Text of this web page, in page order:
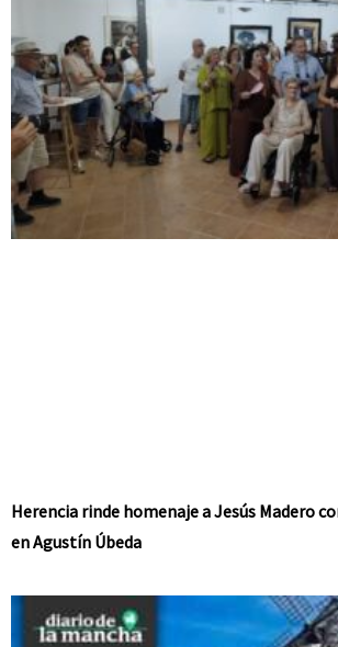
Herencia rinde homenaje a Jesús Madero
en Agustín Úbeda